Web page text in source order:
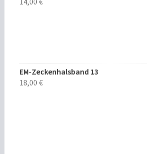
EM-Zeckenhalsband 13
18,00€